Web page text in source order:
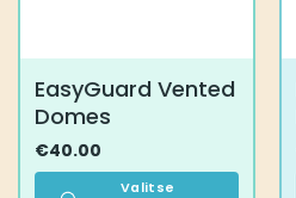
EasyGuard Vented
Domes
€40.00
Valitse